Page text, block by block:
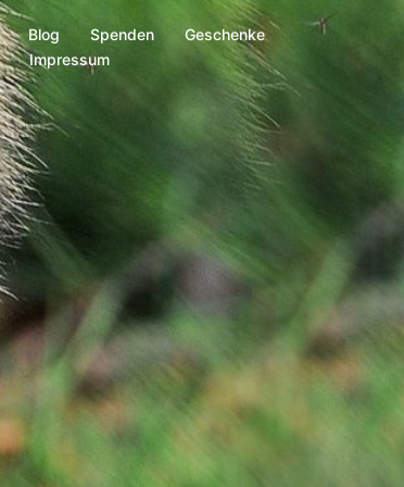
Blog Spenden
Geschenke
Impressum